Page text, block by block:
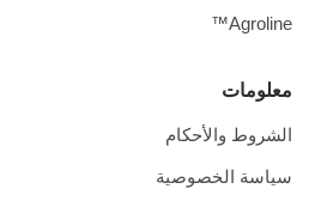
معلومات
الشروط والأحكام
سياسة الخصوصية
Agroline™